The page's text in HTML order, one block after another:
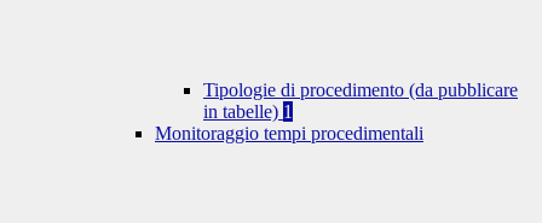
Tipologie di procedimento (da pubblicare
in tabelle) 1
Monitoraggio tempi procedimentali